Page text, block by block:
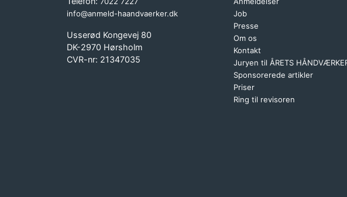
info@anmeld-haandvaerker.dk
Usserød Kongevej 80
DK-2970 Hørsholm
CVR-nr: 21347035
Job
Presse
Om os
Kontakt
Juryen til ÅRETS
Sponsorerede artikler
Priser
Ring til revisoren